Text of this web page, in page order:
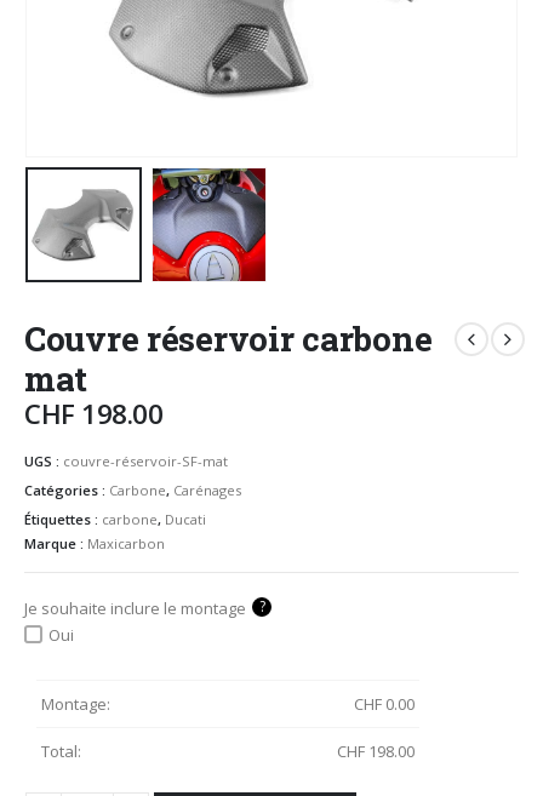
Couvre réservoir carbone
mat
CHF 198.00
UGS : couvre-réservoir-SF-mat
Catégories : Carbone, Carénages
Étiquettes : carbone, Ducati
Marque : Maxicarbon
Je souhaite inclure le montage ?
Oui
Montage: CHF 0.00
Total: CHF 198.00